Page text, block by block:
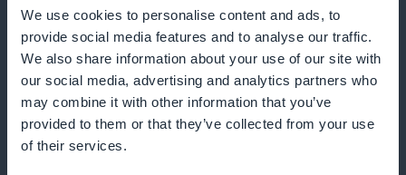
We use cookies to personalise content and ads, to
provide social media features and to analyse our traffic.
We also share information about your use of our site with
our social media, advertising and analytics partners who
may combine it with other information that you’ve
provided to them or that they’ve collected from your use
of their services.
Envía notificaciones para alertar a tu audiencia de
nuevas vidas y promociones
Códigos de descuento dinámicos